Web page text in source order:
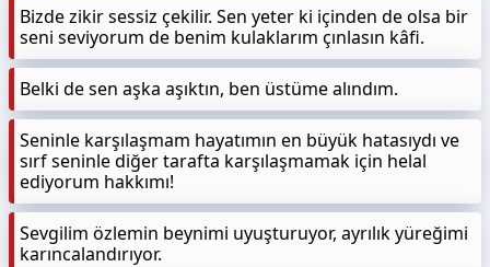
Bizde zikir sessiz çekilir. Sen yeter ki içinden de olsa bir
seni seviyorum de benim kulaklarım çınlasın kâfi.
Belki de sen aşka aşıktın, ben üstüme alındım.
Seninle karşılaşmam hayatımın en büyük hatasıydı ve
sırf seninle diğer tarafta karşılaşmamak için helal
ediyorum hakkımı!
Sevgilim özlemin beynimi uyuşturuyor, ayrılık yüreğimi
karıncalandırıyor.